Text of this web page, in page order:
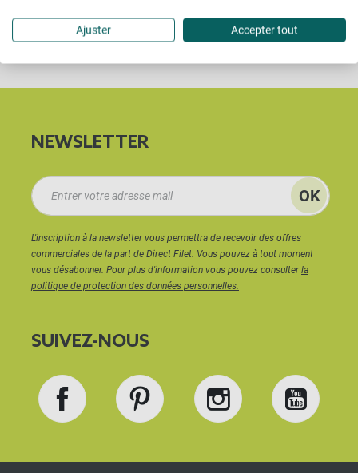
NEWSLETTER
L'inscription à la newsletter vous permettra de recevoir des offres
commerciales de la part de Direct Filet. Vous pouvez à tout moment
vous désabonner. Pour plus d'information vous pouvez consulterla
politique de protection des données personnelles.
SUIVEZ-NOUS
Ajuster Accepter tout